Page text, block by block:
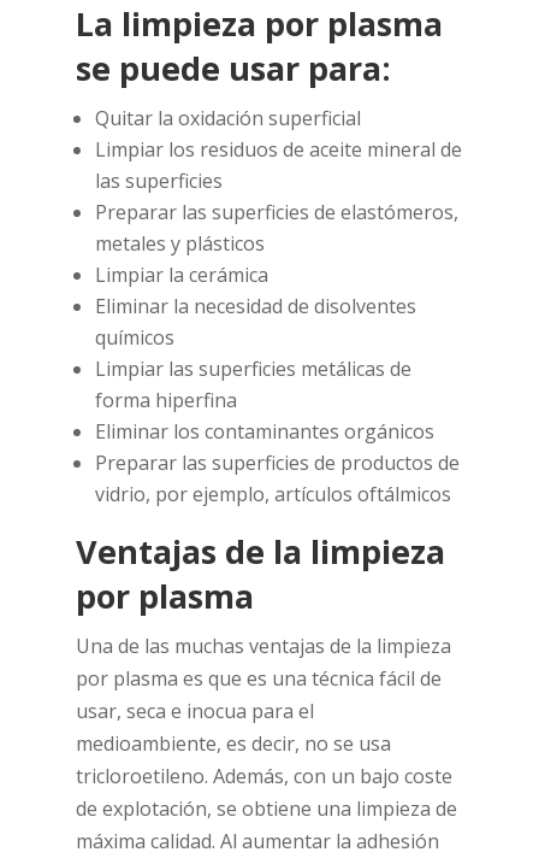
La limpieza por plasma
se puede usar para:
Quitar la oxidación superficial
Limpiar los residuos de aceite mineral de
las superficies
Preparar las superficies de elastómeros,
metales y plásticos
Limpiar la cerámica
Eliminar la necesidad de disolventes
químicos
Limpiar las superficies metálicas de
forma hiperfina
Eliminar los contaminantes orgánicos
Preparar las superficies de productos de
vidrio, por ejemplo, artículos oftálmicos
Ventajas de la limpieza
por plasma
Una de las muchas ventajas de la limpieza
por plasma es que es una técnica fácil de
usar, seca e inocua para el
medioambiente, es decir, no se usa
tricloroetileno. Además, con un bajo coste
de explotación, se obtiene una limpieza de
máxima calidad. Al aumentar la adhesión